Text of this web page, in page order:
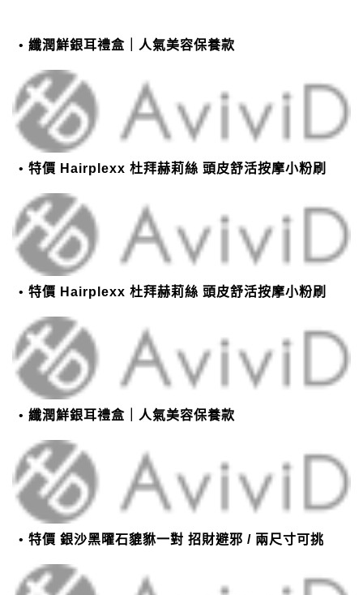
纖潤鮮銀耳禮盒｜人氣美容保養款
特價 Hairplexx 杜拜赫莉絲 頭皮舒活按摩小粉刷
特價 Hairplexx 杜拜赫莉絲 頭皮舒活按摩小粉刷
纖潤鮮銀耳禮盒｜人氣美容保養款
特價 銀沙黑曜石貔貅一對 招財避邪 / 兩尺寸可挑